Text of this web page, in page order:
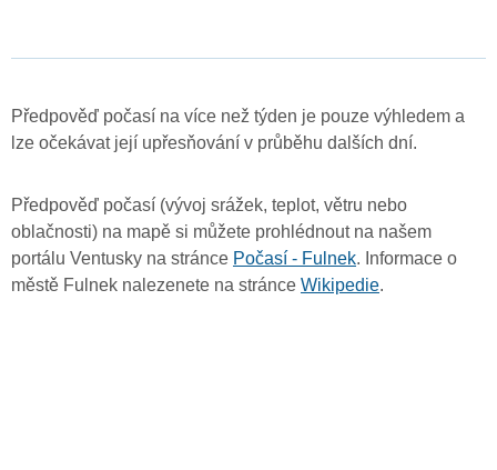
Předpověď počasí na více než týden je pouze výhledem a
lze očekávat její upřesňování v průběhu dalších dní.
Předpověď počasí (vývoj srážek, teplot, větru nebo
oblačnosti) na mapě si můžete prohlédnout na našem
portálu Ventusky na stránce Počasí - Fulnek. Informace o
městě Fulnek nalezenete na stránce Wikipedie.